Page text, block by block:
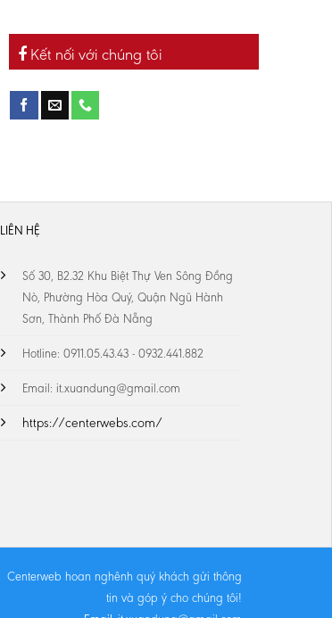
Kết nối với chúng tôi
LIÊN HỆ
Số 30, B2.32 Khu Biệt Thự Ven Sông Đồng
Nò, Phường Hòa Quý, Quận Ngũ Hành
Sơn, Thành Phố Đà Nẵng
Hotline: 0911.05.43.43 - 0932.441.882
Email: it.xuandung@gmail.com
https://centerwebs.com/
Centerweb hoan nghênh quý khách gửi thông
tin và góp ý cho chúng tôi!